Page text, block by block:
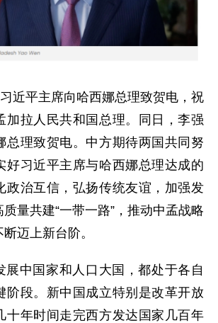
近平主席向哈西娜总理致贺电，祝
加拉人民共和国总理。同日，李强
总理致贺电。中方期待两国共同努
好习近平主席与哈西娜总理达成的
政治互信，弘扬传统友谊，加强发
量共建“一带一路”，推动中孟战略
迈上新台阶。
展中国家和人口大国，都处于各自
阶段。新中国成立特别是改革开放
十年时间走完西方发达国家几百年